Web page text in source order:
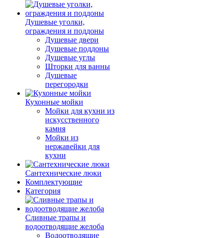
Душевые уголки,
ограждения и поддоны
Душевые двери
Душевые поддоны
Душевые углы
Шторки для ванны
Душевые
перегородки
Кухонные мойки
Мойки для кухни из
искусственного
камня
Мойки из
нержавейки для
кухни
Сантехнические люки
Комплектующие
Категория
Cливные трапы и
водоотводящие желоба
Водоотводящие